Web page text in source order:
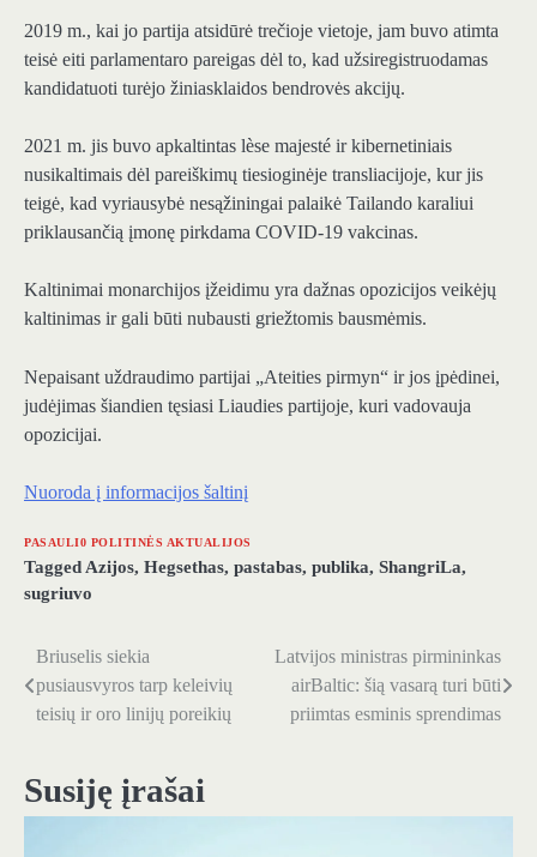
2019 m., kai jo partija atsidūrė trečioje vietoje, jam buvo atimta
teisė eiti parlamentaro pareigas dėl to, kad užsiregistruodamas
kandidatuoti turėjo žiniasklaidos bendrovės akcijų.
2021 m. jis buvo apkaltintas lèse majesté ir kibernetiniais
nusikaltimais dėl pareiškimų tiesioginėje transliacijoje, kur jis
teigė, kad vyriausybė nesąžiningai palaikė Tailando karaliui
priklausančią įmonę pirkdama COVID-19 vakcinas.
Kaltinimai monarchijos įžeidimu yra dažnas opozicijos veikėjų
kaltinimas ir gali būti nubausti griežtomis bausmėmis.
Nepaisant uždraudimo partijai „Ateities pirmyn“ ir jos įpėdinei,
judėjimas šiandien tęsiasi Liaudies partijoje, kuri vadovauja
opozicijai.
Nuoroda į informacijos šaltinį
PASAULI0 POLITINĖS AKTUALIJOS
Tagged Azijos, Hegsethas, pastabas, publika, ShangriLa,
sugriuvo
Navigacija
tarp
Briuselis siekia
pusiausvyros tarp keleivių
teisių ir oro linijų poreikių
Latvijos ministras pirmininkas
airBaltic: šią vasarą turi būti
priimtas esminis sprendimas
Susiję įrašai